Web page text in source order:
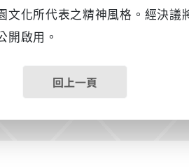
文化所代表之精神風格。經決
開啟用。
回上一頁